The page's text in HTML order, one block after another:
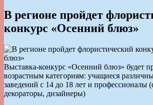
В регионе пройдет
конкурс «Осенний блюз»
Выставка-конкурс «Осенний блюз» будет
возрастным категориям: учащиеся
заведений с 14 до 18 лет и профессионалы
декораторы, дизайнеры)